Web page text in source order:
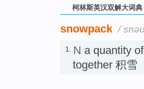
柯林斯英汉双解大词典
snowpack /
1. N a quantity
together 积雪